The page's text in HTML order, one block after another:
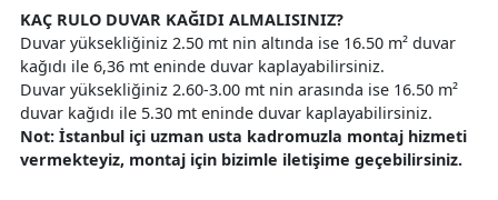
KAÇ RULO DUVAR KAĞIDI ALMALISINIZ?
Duvar yüksekliğiniz 2.50 mt nin altında ise 16.50 m² duvar
kağıdı ile 6,36 mt eninde duvar kaplayabilirsiniz.
Duvar yüksekliğiniz 2.60-3.00 mt nin arasında ise 16.50 m²
duvar kağıdı ile 5.30 mt eninde duvar kaplayabilirsiniz.
Not: İstanbul içi uzman usta kadromuzla montaj hizmeti
vermekteyiz, montaj için bizimle iletişime geçebilirsiniz.